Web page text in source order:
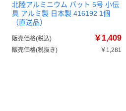
北陸アルミニウム バット 5号 小伝
具 アルミ製 日本製 416192 1個
（直送品）
販売価格(税込) ￥1,409
販売価格(税抜き) ￥1,281